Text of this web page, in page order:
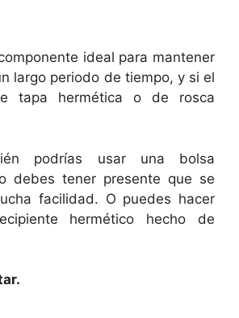
i
e
o
ideal para mantener
largo periodo de tiempo, y si el
tapa hermética o de rosca
podrías usar una bolsa
debes tener presente que se
facilidad. O puedes hacer
hermético hecho de